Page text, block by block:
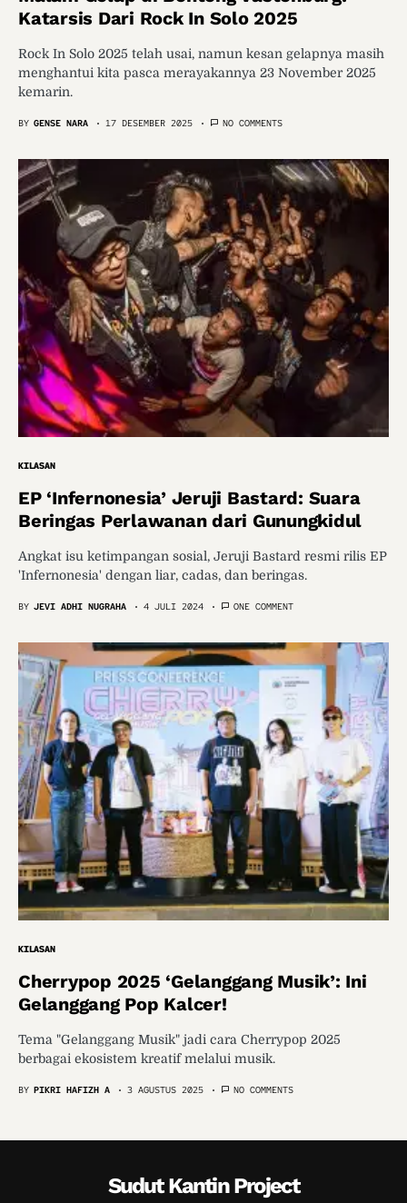
Katarsis Dari Rock In Solo 2025
Rock In Solo 2025 telah usai, namun kesan gelapnya masih
menghantui kita pasca merayakannya 23 November 2025
kemarin.
BY GENSE NARA 17 DESEMBER 2025 NO COMMENTS
KILASAN
EP ‘Infernonesia’ Jeruji Bastard: Suara
Beringas Perlawanan dari Gunungkidul
Angkat isu ketimpangan sosial, Jeruji Bastard resmi rilis EP
'Infernonesia' dengan liar, cadas, dan beringas.
BY JEVI ADHI NUGRAHA 4 JULI 2024 ONE COMMENT
KILASAN
Cherrypop 2025 ‘Gelanggang Musik’: Ini
Gelanggang Pop Kalcer!
Tema "Gelanggang Musik" jadi cara Cherrypop 2025
berbagai ekosistem kreatif melalui musik.
BY PIKRI HAFIZH A 3 AGUSTUS 2025 NO COMMENTS
Sudut Kantin Project